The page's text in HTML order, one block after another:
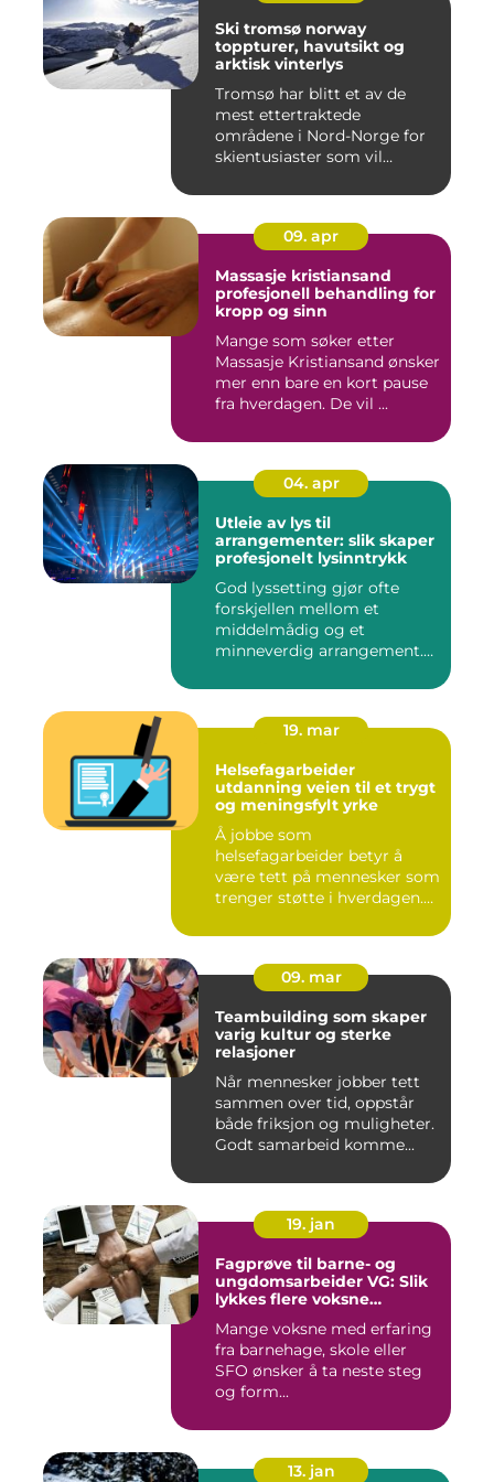
Ski tromsø norway
toppturer, havutsikt og
arktisk vinterlys
Tromsø har blitt et av de
mest ettertraktede
områdene i Nord-Norge for
skientusiaster som vil
09. apr
Massasje kristiansand
profesjonell behandling for
kropp og sinn
Mange som søker etter
Massasje Kristiansand ønsker
mer enn bare en kort pause
fra hverdagen. De vil ...
04. apr
Utleie av lys til
arrangementer: slik skaper
profesjonelt lysinntrykk
God lyssetting gjør ofte
forskjellen mellom et
middelmådig og et
minneverdig arrangement.
19. mar
Helsefagarbeider
utdanning veien til et trygt
og meningsfylt yrke
Å jobbe som
helsefagarbeider betyr å
være tett på mennesker som
trenger støtte i hverdagen.
09. mar
Teambuilding som skaper
varig kultur og sterke
relasjoner
Når mennesker jobber tett
sammen over tid, oppstår
både friksjon og muligheter.
Godt samarbeid komme...
19. jan
Fagprøve til barne- og
ungdomsarbeider VG: Slik
lykkes flere voksne
Mange voksne med erfaring
fra barnehage, skole eller
SFO ønsker å ta neste steg
og form...
13. jan